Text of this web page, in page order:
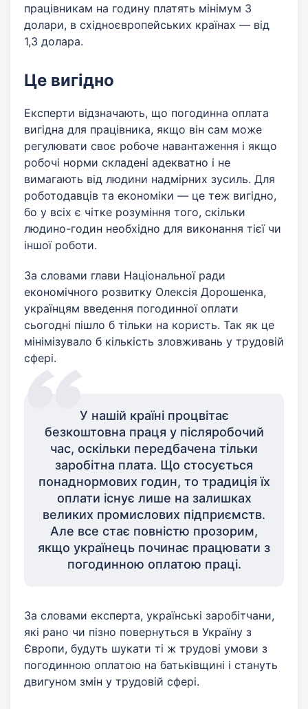
працівникам на годину платять мінімум 3
долари, в східноєвропейських країнах — від
1,3 долара.
Це вигідно
Експерти відзначають, що погодинна оплата
вигідна для працівника, якщо він сам може
регулювати своє робоче навантаження і якщо
робочі норми складені адекватно і не
вимагають від людини надмірних зусиль. Для
роботодавців та економіки — це теж вигідно,
бо у всіх є чітке розуміння того, скільки
людино-годин необхідно для виконання тієї чи
іншої роботи.
За словами глави Національної ради
економічного розвитку Олексія Дорошенка,
українцям введення погодинної оплати
сьогодні пішло б тільки на користь. Так як це
мінімізувало б кількість зловживань у трудовій
сфері.
У нашій країні процвітає
безкоштовна праця у післяробочий
час, оскільки передбачена тільки
заробітна плата. Що стосується
понаднормових годин, то традиція їх
оплати існує лише на залишках
великих промислових підприємств.
Але все стає повністю прозорим,
якщо українець починає працювати з
погодинною оплатою праці.
За словами експерта, українські заробітчани,
які рано чи пізно повернуться в Україну з
Європи, будуть шукати ті ж трудові умови з
погодинною оплатою на батьківщині і стануть
двигуном змін у трудовій сфері.